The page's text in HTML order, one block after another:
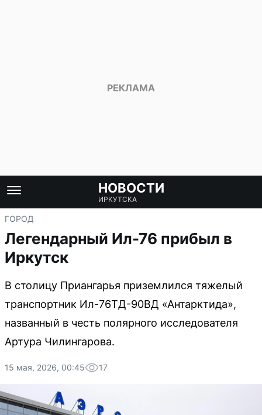
НОВОСТИ
ИРКУТСКА
ГОРОД
Легендарный Ил-76 прибыл в
Иркутск
В столицу Приангарья приземлился тяжелый
транспортник Ил-76ТД-90ВД «Антарктида»,
названный в честь полярного исследователя
Артура Чилингарова.
15 мая, 2026, 00:45 17